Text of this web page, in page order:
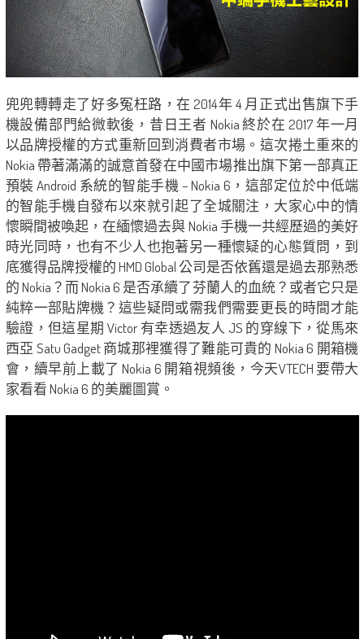
兜兜轉轉走了好多冤枉路，在 2014年 4 月正式出售旗下手
機設備部門給微軟後，昔日王者 Nokia 終於在 2017 年一月
以品牌授權的方式重新回到消費者市場。這次捲土重來的
Nokia 帶著滿滿的誠意首發在中國市場推出旗下第一部真正
預裝 Android 系統的智能手機 – Nokia 6，這部定位於中低端
的智能手機自發布以來就引起了全城關注，大家心中的情
懷瞬間被喚起，在緬懷過去與 Nokia 手機一共經歷過的美好
時光同時，也有不少人也抱著另一種懷疑的心態質問，到
底獲得品牌授權的 HMD Global 公司是否依舊還是過去那熟悉
的 Nokia？而 Nokia 6 是否承續了芬蘭人的血統？或者它只是
純粹一部貼牌機？這些疑問或需我們需要更長的時間才能
驗證，但這星期 Victor 有幸透過友人 JS 的穿線下，從馬來
西亞 Satu Gadget 商城那裡獲得了難能可貴的 Nokia 6 開箱機
會，續早前上載了 Nokia 6 開箱視頻後，今天VTECH 要帶大
家看看 Nokia 6 的美麗圖賞。